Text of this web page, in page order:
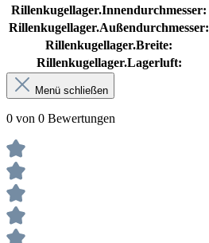
Rillenkugellager.Innendurchmesser:
Rillenkugellager.Außendurchmesser:
Rillenkugellager.Breite:
Rillenkugellager.Lagerluft:
Menü schließen
0 von 0 Bewertungen